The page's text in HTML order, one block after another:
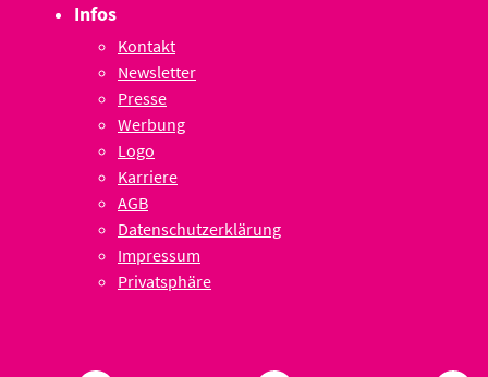
Infos
Kontakt
Newsletter
Presse
Werbung
Logo
Karriere
AGB
Datenschutzerklärung
Impressum
Privatsphäre